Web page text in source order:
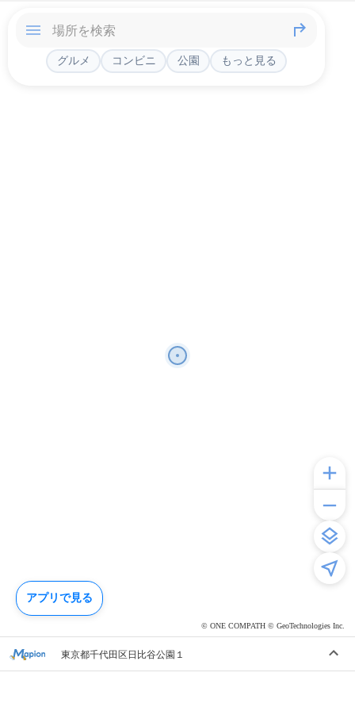
© ONE COMPATH © GeoTechnologies Inc.
グルメ コンビニ 公園 もっと見る
東京都千代田区日比谷公園１
アプリで見る